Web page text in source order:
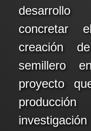
desarrollo
concretar
creación
semillero
proyecto